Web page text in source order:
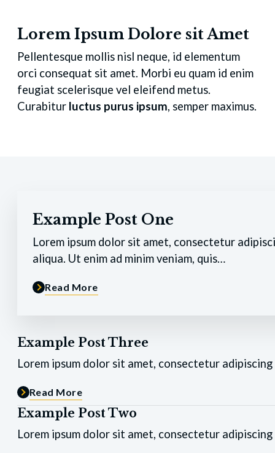
Lorem Ipsum Dolore sit Amet
Pellentesque mollis nisl neque, id elementum
orci consequat sit amet. Morbi eu quam id enim
feugiat scelerisque vel eleifend metus.
Curabitur luctus purus ipsum, semper maximus.
Example Post One
Lorem ipsum dolor sit amet, consectetur
aliqua. Ut enim ad minim veniam, quis…
Read More
Example Post Three
Lorem ipsum dolor sit amet, consectetur
Read More
Example Post Two
Lorem ipsum dolor sit amet, consectetur